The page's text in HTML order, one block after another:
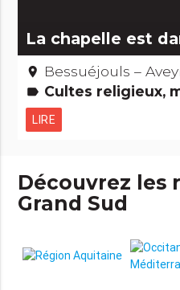
La chapelle est
place Bessuéjouls –
label Cultes religieux, mystiques
LIRE
Découvrez les
Grand Sud